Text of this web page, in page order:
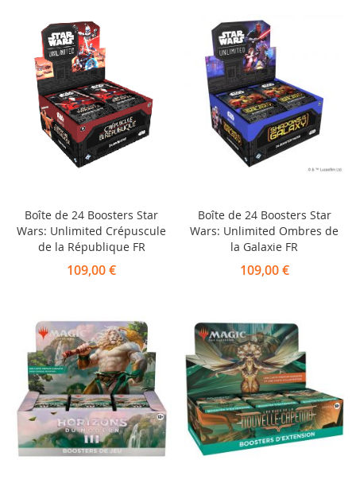
Boîte de 24 Boosters Star
Wars: Unlimited Crépuscule
de la République FR
109,00 €
Boîte de 24 Boosters Star
Wars: Unlimited Ombres de
la Galaxie FR
109,00 €